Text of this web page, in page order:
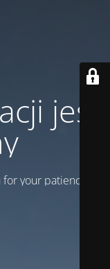
jest
your patience!